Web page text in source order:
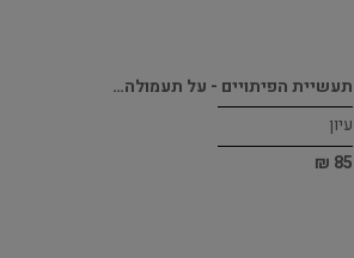
תעשיית הפיתויים - על תעמולה…
עיון
85 ₪